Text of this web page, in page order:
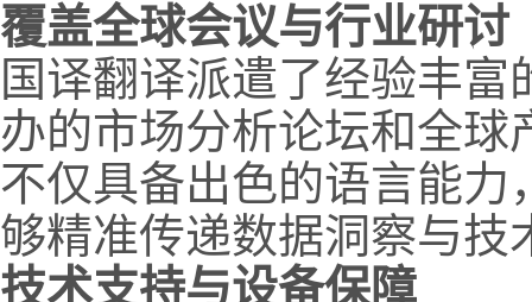
覆盖全球会议与行业研讨
国译翻译派遣了经验丰富
办的市场分析论坛和全
不仅具备出色的语言能
够精准传递数据洞察与技
技术支持与设备保障